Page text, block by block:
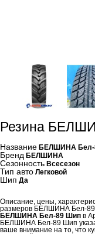
Резина
Название БЕЛШИНА Бел-
Бренд БЕЛШИНА
Сезонность Всесезон
Тип авто Легковой
Шип Да
Описание, цены,
размеров БЕЛШИНА Бел-
БЕЛШИНА Бел-89 Шип в
БЕЛШИНА Бел-89 Шип
ваше внимание на то, что